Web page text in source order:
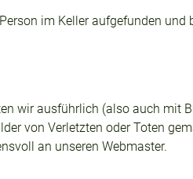
im Keller aufgefunden
wir ausführlich (also auch mit
von Verletzten oder Toten
an unseren Webmaster.